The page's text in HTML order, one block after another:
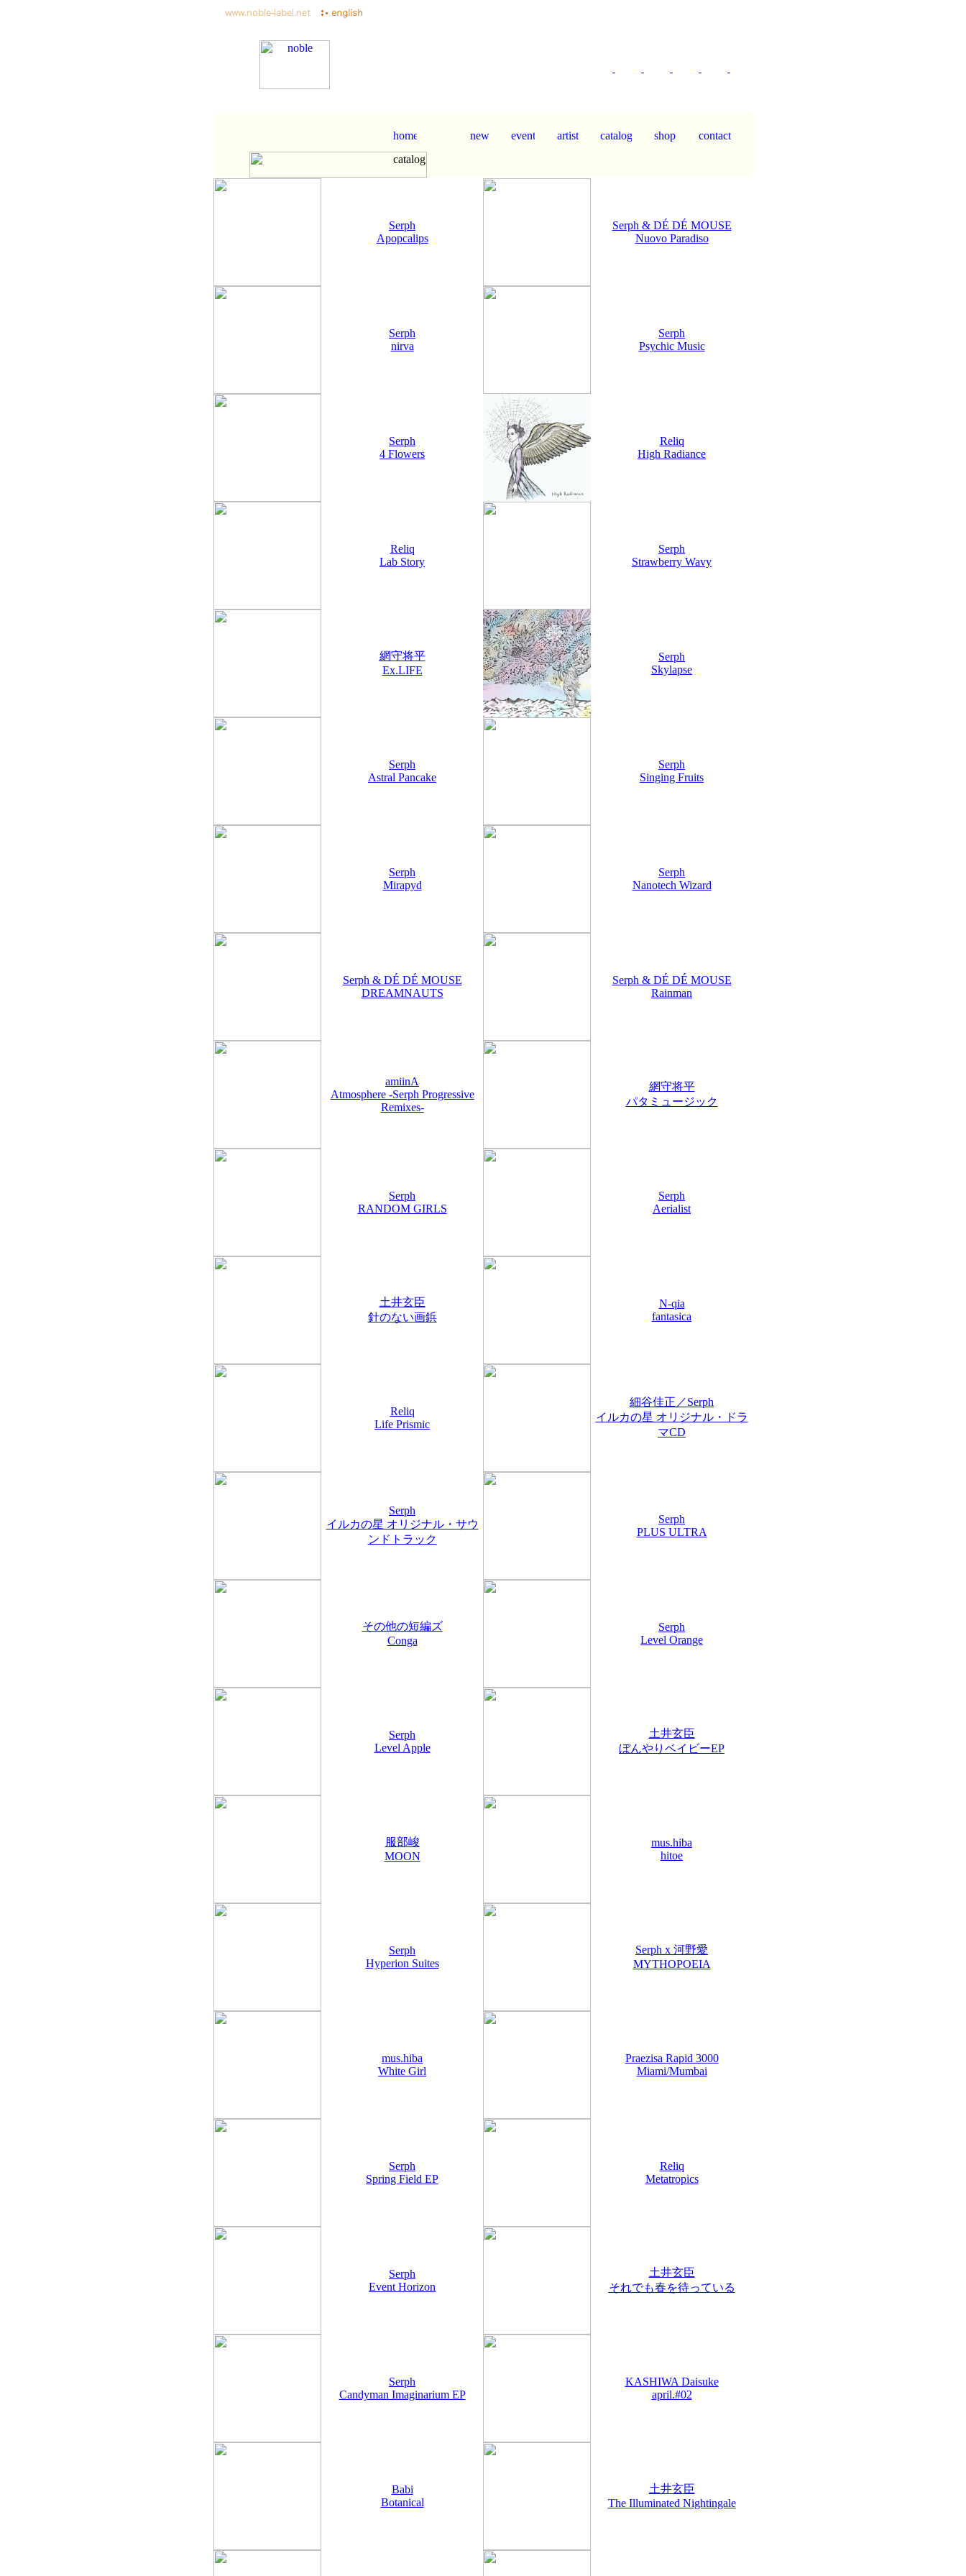
Serph
Apopcalips
Serph & DÉ DÉ MOUSE
Nuovo Paradiso
Serph
nirva
Serph
Psychic Music
Serph
4 Flowers
Reliq
High Radiance
Reliq
Lab Story
Serph
Strawberry Wavy
網守将平
Ex.LIFE
Serph
Skylapse
Serph
Astral Pancake
Serph
Singing Fruits
Serph
Mirapyd
Serph
Nanotech Wizard
Serph & DÉ DÉ MOUSE
DREAMNAUTS
Serph & DÉ DÉ MOUSE
Rainman
amiinA
Atmosphere -Serph Progressive
Remixes-
網守将平
パタミュージック
Serph
RANDOM GIRLS
Serph
Aerialist
土井玄臣
針のない画鋲
N-qia
fantasica
Reliq
Life Prismic
細谷佳正／Serph
イルカの星 オリジナル・ドラ
マCD
Serph
イルカの星 オリジナル・サウ
ンドトラック
Serph
PLUS ULTRA
その他の短編ズ
Conga
Serph
Level Orange
Serph
Level Apple
土井玄臣
ぼんやりベイビーEP
服部峻
MOON
mus.hiba
hitoe
Serph
Hyperion Suites
Serph x 河野愛
MYTHOPOEIA
mus.hiba
White Girl
Praezisa Rapid 3000
Miami/Mumbai
Serph
Spring Field EP
Reliq
Metatropics
Serph
Event Horizon
土井玄臣
それでも春を待っている
Serph
Candyman Imaginarium EP
KASHIWA Daisuke
april.#02
Babi
Botanical
土井玄臣
The Illuminated Nightingale